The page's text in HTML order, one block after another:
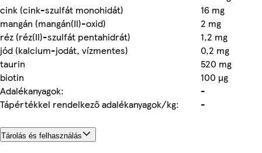
cink (cink-szulfát monohidát)
16 mg
mangán (mangán(Il)-oxid)
2 mg
réz (réz(Il)-szulfát pentahidrát)
1,2 mg
jód (kalcium-jodát, vízmentes)
0,2 mg
taurin
520 mg
biotin
100 µg
Adalékanyagok:
-
Tápértékkel rendelkező adalékanyagok/kg:
-
Tárolás és felhasználás